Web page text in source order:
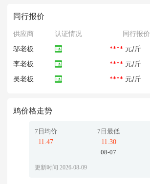
同行报价
供应商 认证情况 同行报价
邬老板
**** 元/斤
李老板
**** 元/斤
吴老板
**** 元/斤
鸡价格走势
7日均价
11.47
7日最低
11.30
08-07
更新时间 2026-08-09